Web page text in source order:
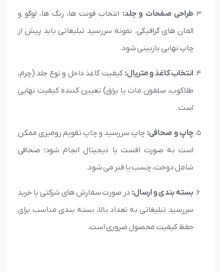
طراحی صفحات و جلد: انتخاب فونت ها، رنگ ها، لوگو و
المان های گرافیکی. نمونه سررسید تبلیغاتی باید پیش از
چاپ نهایی بازبینی شود.
انتخاب کاغذ و متریال: کیفیت کاغذ داخل و نوع جلد (چرم،
طلاکوب، سلفون مات یا براق) تعیین کننده کیفیت نهایی
است.
چاپ و صحافی: چاپ سررسید و چاپ تقویم رومیزی ممکن
است به صورت افست یا دیجیتال انجام شود؛ صحافی
شامل دوخت، چسب یا فنر می شود.
بسته بندی و ارسال: در صورت سفارش های شرکتی یا خرید
سررسید تبلیغاتی به تعداد بالا، بسته بندی مناسب برای
حفظ کیفیت محصول ضروری است.